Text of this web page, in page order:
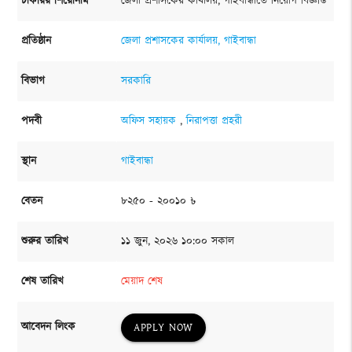
প্রতিষ্ঠান জেলা প্রশাসকের কার্যালয়, গাইবান্ধা
বিভাগ সরকারি
পদবী অফিস সহায়ক,নিরাপত্তা প্রহরী
স্থান গাইবান্ধা
বেতন ৮২৫০ - ২০০১০ ৳
শুরুর তারিখ ১১ জুন, ২০২৬ ১০:০০ সকাল
শেষ তারিখ মেয়াদ শেষ
আবেদন লিংক APPLY NOW